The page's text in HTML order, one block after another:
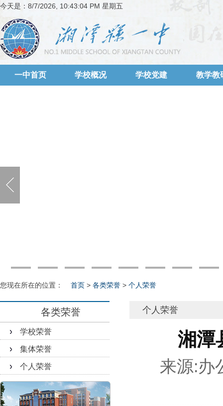
今天是： 8/7/2026, 10:43:04 PM 星期五
一中首页 学校概况 学校党建 教学教
您现在所在的位置： 首页 > 各类荣誉 > 个人荣誉
各类荣誉
学校荣誉
集体荣誉
个人荣誉
个人荣誉
湘潭
来源:办